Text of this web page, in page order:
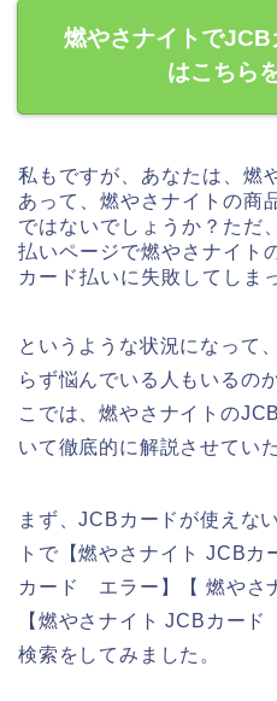
燃やさナイトで
はこちら
私もですが、あなたは、燃
あって、燃やさナイトの商
ではないでしょうか？ただ
払いページで燃やさナイト
カード払いに失敗してしま
というような状況になって
らず悩んでいる人もいるの
こでは、燃やさナイトの
いて徹底的に解説させてい
まず、JCBカードが使えな
トで【燃やさナイト JCB
カード エラー】【 燃やさ
【燃やさナイト JCBカー
検索をしてみました。